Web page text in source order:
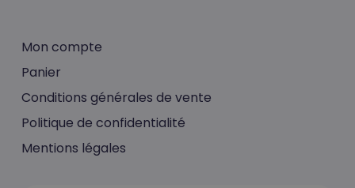
Mon compte
Panier
Conditions générales de vente
Politique de confidentialité
Mentions légales